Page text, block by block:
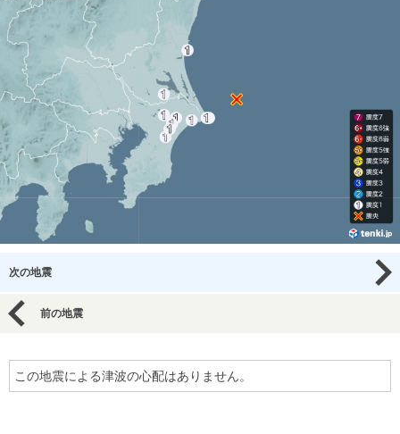
次の地震
前の地震
この地震による津波の心配はありません。